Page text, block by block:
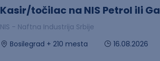
Kasir/točilac na NIS Petrol ili
NIS - Naftna Industrija Srbije
Bosilegrad + 210 mesta
16.08.2026